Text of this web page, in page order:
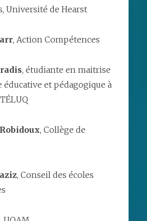
Université de Hearst
, Action Compétences
, étudiante en maitrise
et pédagogique à
, Collège de
, Conseil des écoles